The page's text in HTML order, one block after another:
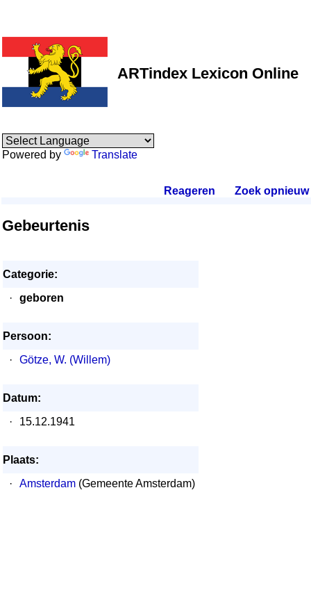
ARTindex Lexicon Online
Powered by Translate
Reageren Zoek opnieuw.
Gebeurtenis
Categorie:
·
geboren
Persoon:
·
Götze, W. (Willem)
Datum:
·
15.12.1941
Plaats:
·
Amsterdam (Gemeente Amsterdam)